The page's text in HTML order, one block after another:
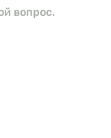
вопрос.